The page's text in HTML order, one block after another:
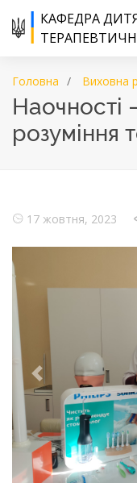
КАФЕДРА
Головна Виховна
Наочності
розуміння
17 жовтня, 2023
Previous